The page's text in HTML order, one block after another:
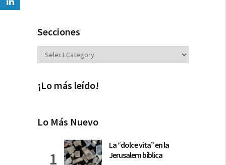
Secciones
Secciones
¡Lo más leído!
Lo Más Nuevo
La “dolce vita” en la
Jerusalem bíblica